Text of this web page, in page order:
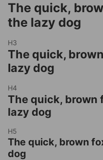
The quick,
the lazy dog
H3
The quick,
lazy dog
H4
The quick, brown
lazy dog
H5
The quick, brown
dog